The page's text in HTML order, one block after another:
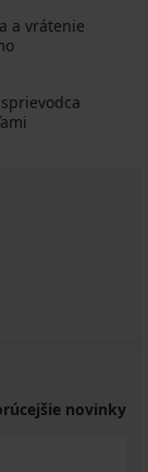
a vrátenie
novinky